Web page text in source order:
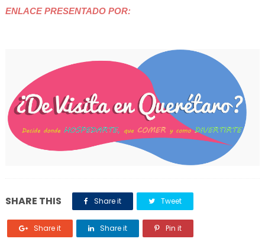
ENLACE PRESENTADO POR:
SHARE THIS Share it Tweet
Share it Share it Pin it